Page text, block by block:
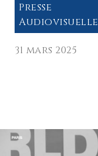
Presse
Audiovisuelle
31 mars 2025